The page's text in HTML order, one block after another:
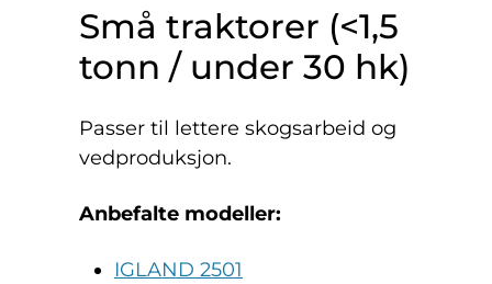
Små traktorer (<1,5
tonn / under 30 hk)
Passer til lettere skogsarbeid og
vedproduksjon.
Anbefalte modeller:
IGLAND 2501